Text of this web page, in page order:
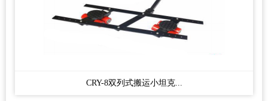
CRY-8双列式搬运小坦克...